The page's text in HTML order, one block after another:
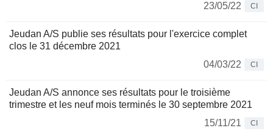
23/05/22
CI
Jeudan A/S publie ses résultats pour l'exercice complet
clos le 31 décembre 2021
04/03/22
CI
Jeudan A/S annonce ses résultats pour le troisième
trimestre et les neuf mois terminés le 30 septembre 2021
15/11/21
CI